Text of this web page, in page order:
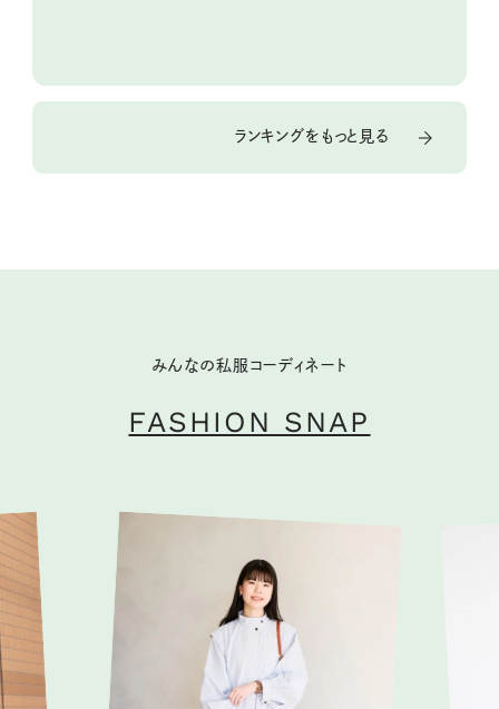
ランキングをもっと見る
みんなの私服コーディネート
FASHION SNAP